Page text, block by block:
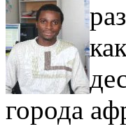
города